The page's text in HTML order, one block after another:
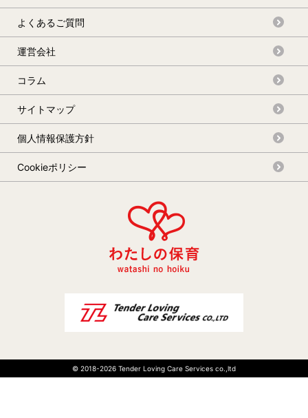
よくあるご質問
運営会社
コラム
サイトマップ
個人情報保護方針
Cookieポリシー
© 2018-2026 Tender Loving Care Services co.,ltd